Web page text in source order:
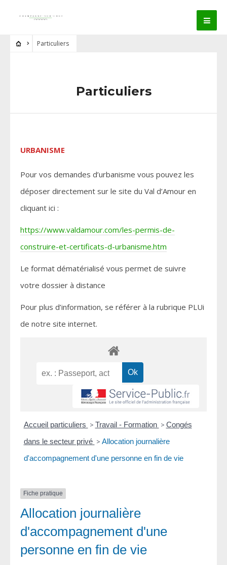
Particuliers
Particuliers
URBANISME
Pour vos demandes d’urbanisme vous pouvez les
déposer directement sur le site du Val d’Amour en
cliquant ici :
https://www.valdamour.com/les-permis-de-
construire-et-certificats-d-urbanisme.htm
Le format dématérialisé vous permet de suivre
votre dossier à distance
Pour plus d’information, se référer à la rubrique PLUi
de notre site internet.
Accueil particuliers > Travail - Formation > Congés
dans le secteur privé > Allocation journalière
d'accompagnement d'une personne en fin de vie
Fiche pratique
Allocation journalière
d'accompagnement d'une
personne en fin de vie